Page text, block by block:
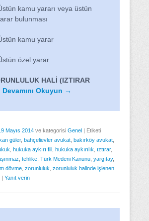
kamu yararı veya üstün
bulunması
kamu yarar
özel yarar
HALİ (IZTIRAR
Devamını Okuyun →
Mayıs 2014 ve kategorisi Genel
Etiketi
güler, bahçelievler avukat bakırköy avukat
hukuka aykırı fiil hukuka aykırılık ıztırar,
tehlike Türk Medeni Kanunu yargıtay,
dövme zorunluluk zorunluluk halinde işlenen
Yanıt verin